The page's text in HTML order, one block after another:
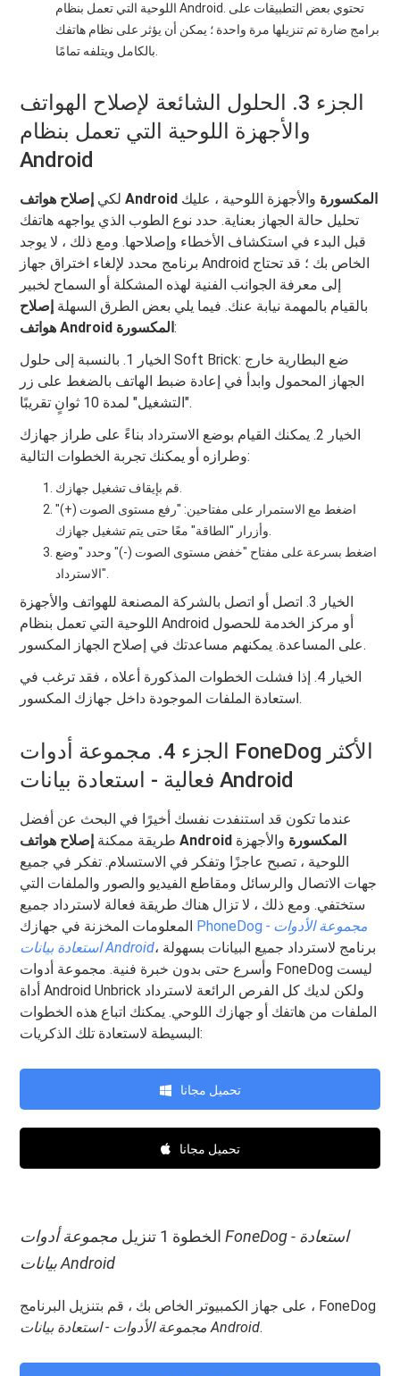
اللوحية التي تعمل بنظام Android. تحتوي بعض التطبيقات على
برامج ضارة تم تنزيلها مرة واحدة ؛ يمكن أن يؤثر على نظام هاتفك
بالكامل ويتلفه تمامًا.
الجزء 3. الحلول الشائعة لإصلاح الهواتف
والأجهزة اللوحية التي تعمل بنظام
Android
لكي إصلاح هواتف Android المكسورة والأجهزة اللوحية ، عليك
تحليل حالة الجهاز بعناية. حدد نوع الطوب الذي يواجهه هاتفك
قبل البدء في استكشاف الأخطاء وإصلاحها. ومع ذلك ، لا يوجد
برنامج محدد لإلغاء اختراق جهاز Android الخاص بك ؛ قد تحتاج
إلى معرفة الجوانب الفنية لهذه المشكلة أو السماح لخبير
بالقيام بالمهمة نيابة عنك. فيما يلي بعض الطرق السهلة إصلاح
هواتف Android المكسورة:
الخيار 1. بالنسبة إلى حلول Soft Brick: ضع البطارية خارج
الجهاز المحمول وابدأ في إعادة ضبط الهاتف بالضغط على زر
"التشغيل" لمدة 10 ثوانٍ تقريبًا.
الخيار 2. يمكنك القيام بوضع الاسترداد بناءً على طراز جهازك
وطرازه أو يمكنك تجربة الخطوات التالية:
قم بإيقاف تشغيل جهازك.
اضغط مع الاستمرار على مفتاحين: "رفع مستوى الصوت (+)"
وأزرار "الطاقة" معًا حتى يتم تشغيل جهازك.
اضغط بسرعة على مفتاح "خفض مستوى الصوت (-)" وحدد "وضع
الاسترداد".
الخيار 3. اتصل أو اتصل بالشركة المصنعة للهواتف والأجهزة
اللوحية التي تعمل بنظام Android أو مركز الخدمة للحصول
على المساعدة. يمكنهم مساعدتك في إصلاح الجهاز المكسور.
الخيار 4. إذا فشلت الخطوات المذكورة أعلاه ، فقد ترغب في
استعادة الملفات الموجودة داخل جهازك المكسور.
الجزء 4. مجموعة أدوات FoneDog الأكثر
فعالية - استعادة بيانات Android
عندما تكون قد استنفدت نفسك أخيرًا في البحث عن أفضل
طريقة ممكنة
إصلاح هواتف Android المكسورة والأجهزة
اللوحية ، تصبح عاجزًا وتفكر في الاستسلام. تفكر في جميع
جهات الاتصال والرسائل ومقاطع الفيديو والصور والملفات التي
ستختفي. ومع ذلك ، لا تزال هناك طريقة فعالة لاسترداد جميع
PhoneDog مجموعة الأدوات -
استعادة بيانات Android، برنامج لاسترداد جميع البيانات بسهولة
وأسرع حتى بدون خبرة فنية. مجموعة أدوات FoneDog ليست
أداة Android Unbrick ولكن لديك كل الفرص الرائعة لاسترداد
الملفات من هاتفك أو جهازك اللوحي. يمكنك اتباع هذه الخطوات
البسيطة لاستعادة تلك الذكريات:
تحميل مجانا
تحميل مجانا
الخطوة 1 تنزيل
مجموعة أدوات FoneDog - استعادة
بيانات Android
على جهاز الكمبيوتر الخاص بك ، قم بتنزيل البرنامج ، FoneDog
مجموعة الأدوات - استعادة بيانات Android.